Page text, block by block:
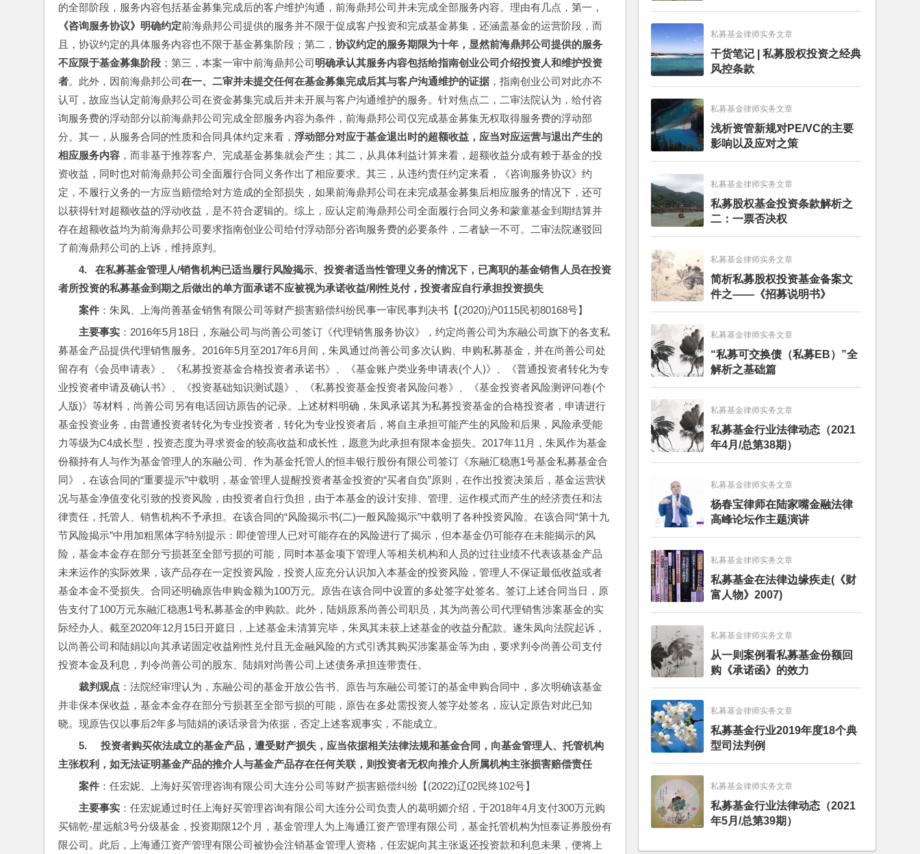
的全部阶段，服务内容包括基金募集完成后的客户维护沟通，前海鼎邦公司并未完成全部服务内容。理由有几点，第一，
《咨询服务协议》明确约定前海鼎邦公司提供的服务并不限于促成客户投资和完成基金募集，还涵盖基金的运营阶段，而
且，协议约定的具体服务内容也不限于基金募集阶段；第二， 协议约定的服务期限为十年，显然前海鼎邦公司提供的服务
不应限于基金募集阶段 ；第三，本案一审中前海鼎邦公司明确承认其服务内容包括给指南创业公司介绍投资人和维护投资
者。此外，因前海鼎邦公司在一、二审并未提交任何在基金募集完成后其与客户沟通维护的证据 ，指南创业公司对此亦不
认可，故应当认定前海鼎邦公司在资金募集完成后并未开展与客户沟通维护的服务。针对焦点二，二审法院认为，给付咨
询服务费的浮动部分以前海鼎邦公司完成全部服务内容为条件，前海鼎邦公司仅完成基金募集无权取得服务费的浮动部
分。其一，从服务合同的性质和合同具体约定来看， 浮动部分对应于基金退出时的超额收益，应当对应运营与退出产生的
相应服务内容 ，而非基于推荐客户、完成基金募集就会产生；其二，从具体利益计算来看，超额收益分成有赖于基金的投
资收益，同时也对前海鼎邦公司全面履行合同义务作出了相应要求。其三，从违约责任约定来看，《咨询服务协议》约
定，不履行义务的一方应当赔偿给对方造成的全部损失，如果前海鼎邦公司在未完成基金募集后相应服务的情况下，还可
以获得针对超额收益的浮动收益，是不符合逻辑的。综上，应认定前海鼎邦公司全面履行合同义务和蒙童基金到期结算并
存在超额收益均为前海鼎邦公司要求指南创业公司给付浮动部分咨询服务费的必要条件，二者缺一不可。二审法院遂驳回
了前海鼎邦公司的上诉，维持原判。
4.   在私募基金管理人/销售机构已适当履行风险揭示、投资者适当性管理义务的情况下，已离职的基金销售人员在投资
者所投资的私募基金到期之后做出的单方面承诺不应被视为承诺收益/刚性兑付，投资者应自行承担投资损失
案件 ：朱凤、上海尚善基金销售有限公司等财产损害赔偿纠纷民事一审民事判决书【(2020)沪0115民初80168号】
主要事实 ：2016年5月18日，东融公司与尚善公司签订《代理销售服务协议》，约定尚善公司为东融公司旗下的各支私
募基金产品提供代理销售服务。2016年5月至2017年6月间，朱凤通过尚善公司多次认购、申购私募基金，并在尚善公司处
留存有《会员申请表》、《私募投资基金合格投资者承诺书》、《基金账户类业务申请表(个人)》、《普通投资者转化为专
业投资者申请及确认书》、《投资基础知识测试题》、《私募投资基金投资者风险问卷》、《基金投资者风险测评问卷(个
人版)》等材料，尚善公司另有电话回访原告的记录。上述材料明确，朱凤承诺其为私募投资基金的合格投资者，申请进行
基金投资业务，由普通投资者转化为专业投资者，转化为专业投资者后，将自主承担可能产生的风险和后果，风险承受能
力等级为C4成长型，投资态度为寻求资金的较高收益和成长性，愿意为此承担有限本金损失。2017年11月，朱凤作为基金
份额持有人与作为基金管理人的东融公司、作为基金托管人的恒丰银行股份有限公司签订《东融汇稳惠1号基金私募基金合
同》，在该合同的“重要提示”中载明，基金管理人提醒投资者基金投资的“买者自负”原则，在作出投资决策后，基金运营状
况与基金净值变化引致的投资风险，由投资者自行负担，由于本基金的设计安排、管理、运作模式而产生的经济责任和法
律责任，托管人、销售机构不予承担。在该合同的“风险揭示书(二)一般风险揭示”中载明了各种投资风险。在该合同“第十九
节风险揭示”中用加粗黑体字特别提示：即使管理人已对可能存在的风险进行了揭示，但本基金仍可能存在未能揭示的风
险，基金本金存在部分亏损甚至全部亏损的可能，同时本基金项下管理人等相关机构和人员的过往业绩不代表该基金产品
未来运作的实际效果，该产品存在一定投资风险，投资人应充分认识加入本基金的投资风险，管理人不保证最低收益或者
基金本金不受损失。合同还明确原告申购金额为100万元。原告在该合同中设置的多处签字处签名。签订上述合同当日，原
告支付了100万元东融汇稳惠1号私募基金的申购款。此外，陆娟原系尚善公司职员，其为尚善公司代理销售涉案基金的实
际经办人。截至2020年12月15日开庭日，上述基金未清算完毕，朱凤其未获上述基金的收益分配款。遂朱凤向法院起诉，
以尚善公司和陆娟以向其承诺固定收益刚性兑付且无金融风险的方式引诱其购买涉案基金等为由，要求判令尚善公司支付
投资本金及利息，判令尚善公司的股东、陆娟对尚善公司上述债务承担连带责任。
裁判观点 ：法院经审理认为，东融公司的基金开放公告书、原告与东融公司签订的基金申购合同中，多次明确该基金
并非保本保收益，基金本金存在部分亏损甚至全部亏损的可能，原告在多处需投资人签字处签名，应认定原告对此已知
晓。现原告仅以事后2年多与陆娟的谈话录音为依据，否定上述客观事实，不能成立。
5.     投资者购买依法成立的基金产品，遭受财产损失，应当依据相关法律法规和基金合同，向基金管理人、托管机构
主张权利，如无法证明基金产品的推介人与基金产品存在任何关联，则投资者无权向推介人所属机构主张损害赔偿责任
案件 ：任宏妮、上海好买管理咨询有限公司大连分公司等财产损害赔偿纠纷【(2022)辽02民终102号】
主要事实 ：任宏妮通过时任上海好买管理咨询有限公司大连分公司负责人的葛明媚介绍，于2018年4月支付300万元购
买锦乾-星远航3号分级基金，投资期限12个月，基金管理人为上海通江资产管理有限公司，基金托管机构为恒泰证券股份有
限公司。此后，上海通江资产管理有限公司被协会注销基金管理人资格，任宏妮向其主张返还投资款和利息未果，便将上
私募基金律师实务文章
干货笔记 | 私募股权投资之经典
风控条款
私募基金律师实务文章
浅析资管新规对PE/VC的主要
影响以及应对之策
私募基金律师实务文章
私募股权基金投资条款解析之
二：一票否决权
私募基金律师实务文章
简析私募股权投资基金备案文
件之——《招募说明书》
私募基金律师实务文章
“私募可交换债（私募EB）”全
解析之基础篇
私募基金律师实务文章
私募基金行业法律动态（2021
年4月/总第38期）
私募基金律师实务文章
杨春宝律师在陆家嘴金融法律
高峰论坛作主题演讲
私募基金律师实务文章
私募基金在法律边缘疾走(《财
富人物》2007)
私募基金律师实务文章
从一则案例看私募基金份额回
购《承诺函》的效力
私募基金律师实务文章
私募基金行业2019年度18个典
型司法判例
私募基金律师实务文章
私募基金行业法律动态（2021
年5月/总第39期）